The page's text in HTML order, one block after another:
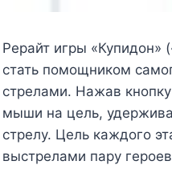
Рерайт игры «Купидон»
стать помощником
стрелами. Нажав
мыши на цель,
стрелу. Цель каждого
выстрелами пару